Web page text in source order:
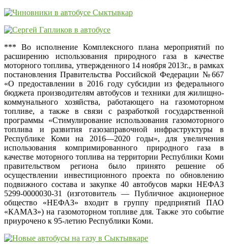
*** Во исполнение Комплексного плана мероприятий по
расширению использования природного газа в качестве
моторного топлива, утвержденного 14 ноября 2013г., в рамках
постановления Правительства Российской Федерации №667
«О предоставлении в 2016 году субсидии из федерального
бюджета производителям автобусов и техники для жилищно-
коммунального хозяйства, работающего на газомоторном
топливе, а также в связи с разработкой государственной
программы «Стимулирование использования газомоторного
топлива и развития газозаправочной инфраструктуры в
Республике Коми на 2016—2020 годы», для увеличения
использования компримированного природного газа в
качестве моторного топлива на территории Республики Коми
правительством региона было принято решение об
осуществлении инвестиционного проекта по обновлению
подвижного состава и закупке 40 автобусов марки НЕФАЗ
5299-0000030-31 (изготовитель — Публичное акционерное
общество «НЕФАЗ» входит в группу предприятий ПАО
«КАМАЗ») на газомоторном топливе для. Также это событие
приурочено к 95-летию Республики Коми.